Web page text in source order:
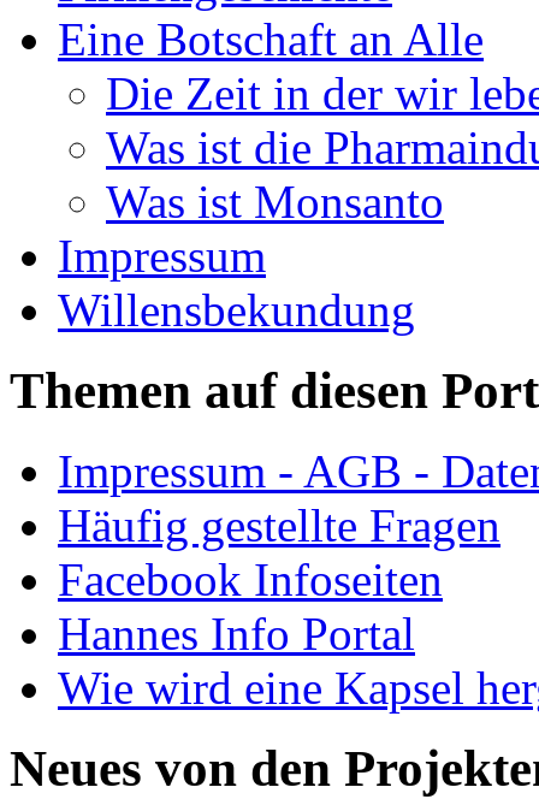
Eine Botschaft an Alle
Die Zeit in der wir
Was ist die
Was ist Monsanto
Impressum
Willensbekundung
Themen auf diesen
Impressum - AGB -
Häufig gestellte Fragen
Facebook Infoseiten
Hannes Info Portal
Wie wird eine Kapsel
Neues von den